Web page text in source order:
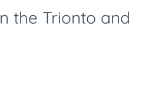
the Trionto and